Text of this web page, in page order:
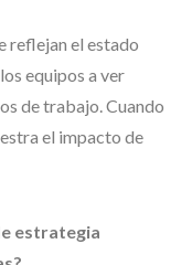
reflejan el estado
equipos a ver
de trabajo. Cuando
el impacto de
estrategia